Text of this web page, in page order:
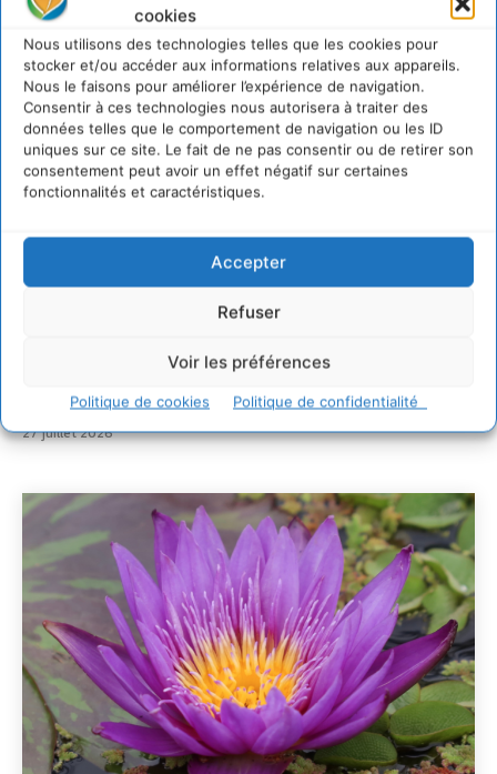
cookies
Nous utilisons des technologies telles que les cookies pour
stocker et/ou accéder aux informations relatives aux appareils.
Nous le faisons pour améliorer l’expérience de navigation.
Consentir à ces technologies nous autorisera à traiter des
données telles que le comportement de navigation ou les ID
uniques sur ce site. Le fait de ne pas consentir ou de retirer son
consentement peut avoir un effet négatif sur certaines
fonctionnalités et caractéristiques.
Accepter
Refuser
Voir les préférences
Politique de cookies Politique de confidentialité
Comment le sol français a perdu sa mémoire
hydrique et déréglé tout le territoire (2020-2026)
2 août 2026
Développer notre attention aux espèces vivantes
non humaines avec les communs de Zoepolis
30 juillet 2026
Un kit citoyen pour lever les freins au
développement des forêts comestibles dans nos
7 indicateurs pour des villes résilientes et durables,
adaptées au changement climatique
27 juillet 2026